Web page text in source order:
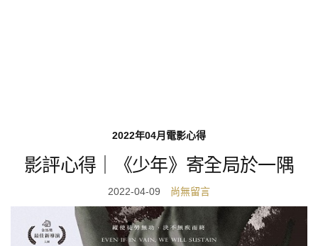
2022年04月電影心得
影評心得｜《少年》寄全局於一隅
2022-04-09 尚無留言